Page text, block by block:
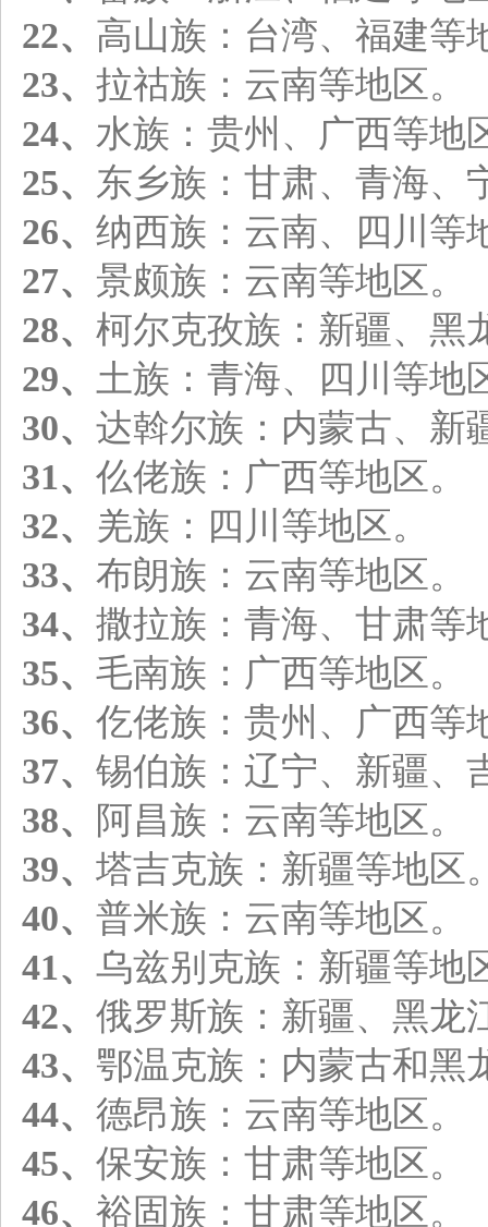
22、 高山族：台湾、福建等
23、 拉祜族：云南等地区。
24、 水族：贵州、广西等地
25、 东乡族：甘肃、青海、
26、 纳西族：云南、四川等
27、 景颇族：云南等地区。
28、 柯尔克孜族：新疆、黑
29、 土族：青海、四川等地
30、 达斡尔族：内蒙古、新
31、 仫佬族：广西等地区。
32、 羌族：四川等地区。
33、 布朗族：云南等地区。
34、 撒拉族：青海、甘肃等
35、 毛南族：广西等地区。
36、 仡佬族：贵州、广西等
37、 锡伯族：辽宁、新疆、
38、
阿昌族：云南等地区。
39、 塔吉克族：新疆等地区
40、 普米族：云南等地区。
41、 乌兹别克族：新疆等地
42、 俄罗斯族：新疆、黑龙
43、 鄂温克族：内蒙古和黑
44、 德昂族：云南等地区。
45、 保安族：甘肃等地区。
46、 裕固族：甘肃等地区。